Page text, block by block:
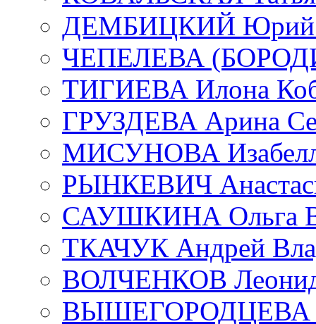
ДЕМБИЦКИЙ Юрий
ЧЕПЕЛЕВА
ТИГИЕВА Илона
ГРУЗДЕВА Арина
МИСУНОВА
РЫНКЕВИЧ
САУШКИНА Ольга
ТКАЧУК Андрей
ВОЛЧЕНКОВ Леонид
ВЫШЕГОРОДЦЕВА